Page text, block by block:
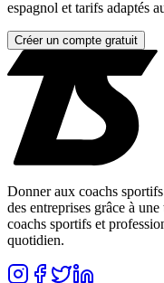
espagnol et tarifs adaptés
Créer un compte gratuit
Donner aux coachs
des entreprises grâce à
coachs sportifs et
quotidien.